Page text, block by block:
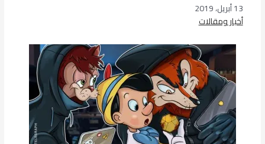
التاريخ
13 أبريل، 2019
في ما يتعلق بما يأتي
أخبار ومقالات